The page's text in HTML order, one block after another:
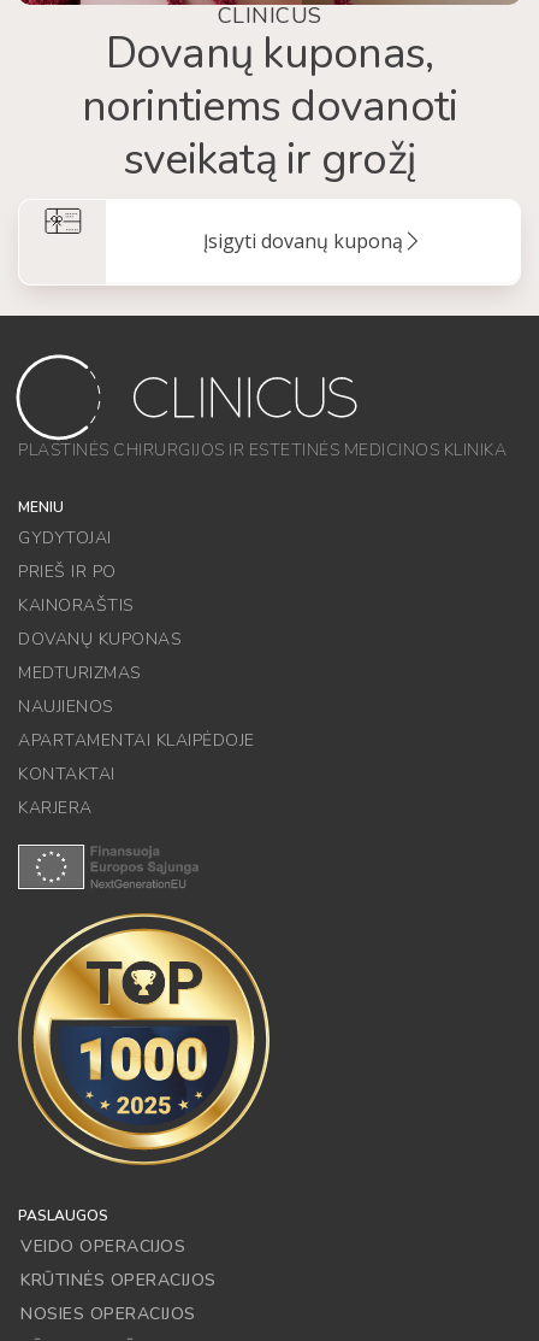
CLINICUS
Dovanų kuponas,
norintiems dovanoti
sveikatą ir grožį
Įsigyti dovanų kuponą
PLASTINĖS CHIRURGIJOS IR ESTETINĖS MEDICINOS KLINIKA
MENIU
GYDYTOJAI
PRIEŠ IR PO
KAINORAŠTIS
DOVANŲ KUPONAS
MEDTURIZMAS
NAUJIENOS
APARTAMENTAI KLAIPĖDOJE
KONTAKTAI
KARJERA
PASLAUGOS
VEIDO OPERACIJOS
KRŪTINĖS OPERACIJOS
NOSIES OPERACIJOS